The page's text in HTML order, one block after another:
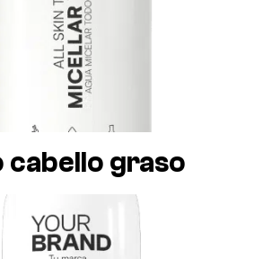
cabello graso